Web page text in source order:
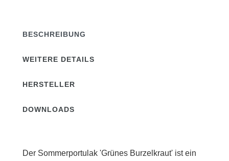
BESCHREIBUNG
WEITERE DETAILS
HERSTELLER
DOWNLOADS
Der Sommerportulak 'Grünes Burzelkraut' ist ein